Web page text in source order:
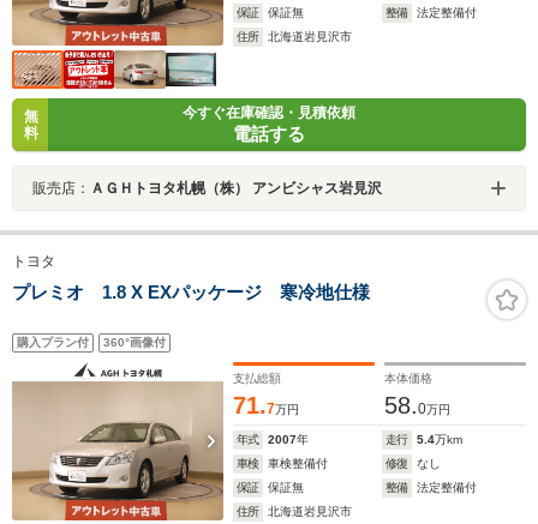
保証
保証無 整備
法定整備付
住所
北海道岩見沢市
無
料
今すぐ在庫確認・見積依頼
電話する
販売店： ＡＧＨトヨタ札幌（株） アンビシャス岩見沢
トヨタ
プレミオ 1.8 X EXパッケージ 寒冷地仕様
購入プラン付 360°画像付
支払総額
71.7万円
本体価格
58.0万円
年式 2007年 走行 5.4万km
車検
車検整備付 修復
なし
保証
保証無 整備
法定整備付
住所
北海道岩見沢市